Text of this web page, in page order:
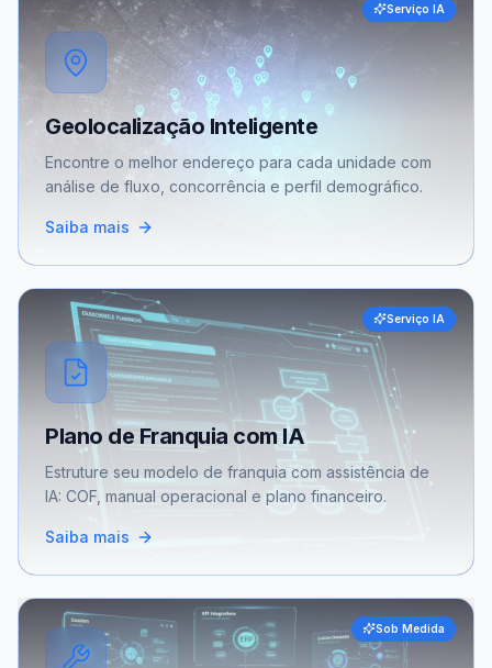
Serviço IA
Geolocalização Inteligente
Encontre o melhor endereço para cada unidade com
análise de fluxo, concorrência e perfil demográfico.
Saiba mais
Serviço IA
Plano de Franquia com IA
Estruture seu modelo de franquia com assistência de
IA: COF, manual operacional e plano financeiro.
Saiba mais
Sob Medida